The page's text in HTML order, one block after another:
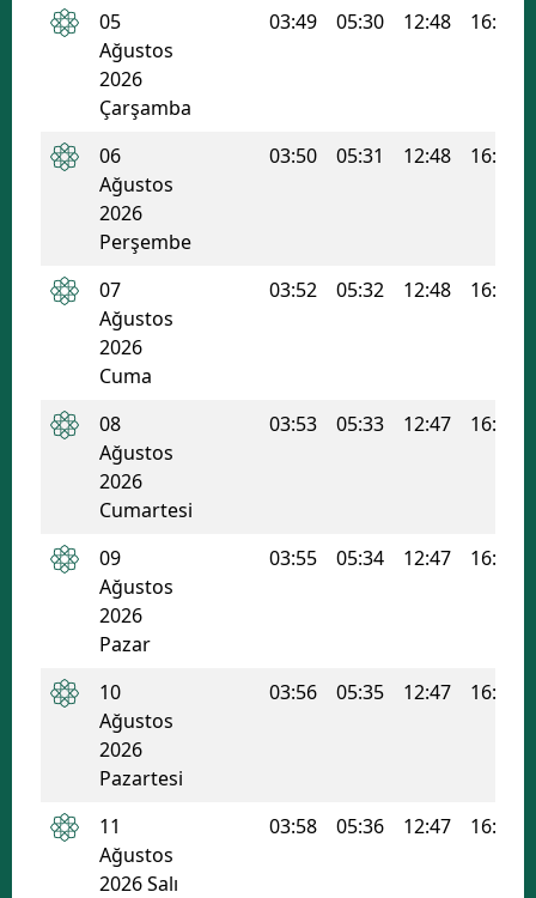
05
Ağustos
2026
Çarşamba
03:49 05:30 12:48 16:40
06
Ağustos
2026
Perşembe
03:50 05:31 12:48 16:40
07
Ağustos
2026
Cuma
03:52 05:32 12:48 16:39
08
Ağustos
2026
Cumartesi
03:53 05:33 12:47 16:39
09
Ağustos
2026
Pazar
03:55 05:34 12:47 16:38
10
Ağustos
2026
Pazartesi
03:56 05:35 12:47 16:38
11
Ağustos
2026 Salı
03:58 05:36 12:47 16:37